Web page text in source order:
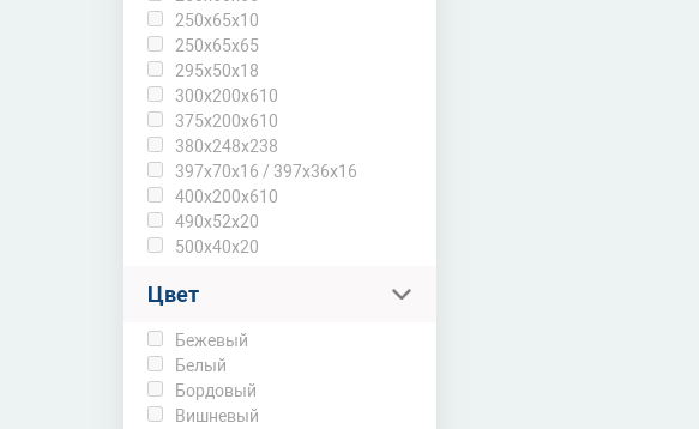
250х65х10
250х65х65
295х50х18
300х200х610
375х200х610
380х248х238
397х70х16 / 397х36х16
400х200х610
490х52х20
500х40х20
Цвет
Бежевый
Белый
Бордовый
Вишневый